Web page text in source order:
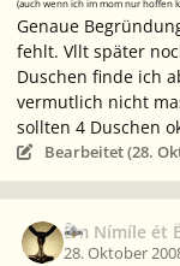
(auch wenn ich im mom nur hoffen
Genaue
fehlt. Vllt später
Duschen finde ich
vermutlich nicht
sollten 4 Duschen
Bearbeitet (28.
Êm Nímíle ét
28. Oktober